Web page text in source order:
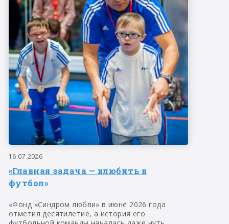
16.07.2026
«Главная задача — влюбить в
футбол»
«Фонд «Синдром любви» в июне 2026 года
отметил десятилетие, а история его